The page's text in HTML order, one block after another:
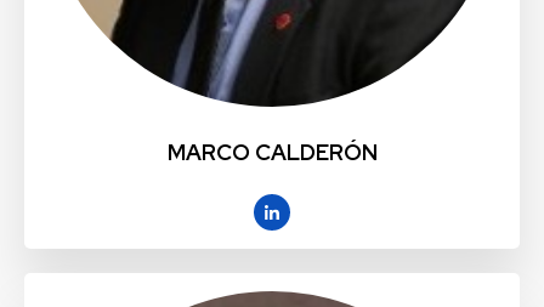
MARCO CALDERÓN